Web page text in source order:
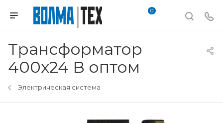
0
Трансформатор
400х24 В оптом
Электрическая система